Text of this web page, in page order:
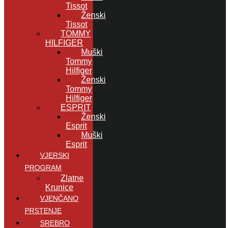
Tissot
Ženski
Tissot
TOMMY
HILFIGER
Muški
Tommy
Hilfiger
Ženski
Tommy
Hilfiger
ESPRIT
Ženski
Esprit
Muški
Esprit
VJERSKI
PROGRAM
Zlatne
Krunice
VJENČANO
PRSTENJE
SREBRO